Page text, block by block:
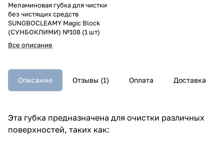
Меламиновая губка для чистки
без чистящих средств
SUNGBOCLEAMY Magic Block
(СУНБОКЛИМИ) №108 (1 шт)
Все описание
Описание Отзывы (1) Оплата Доставка
Эта губка предназначена для очистки различных
поверхностей, таких как: